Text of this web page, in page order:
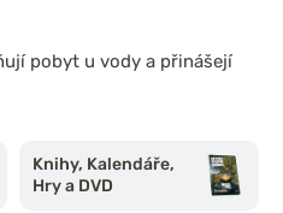
pobyt u vody a přinášejí
využití
do auta, až po
Knihy, Kalendáře,
Hry a DVD